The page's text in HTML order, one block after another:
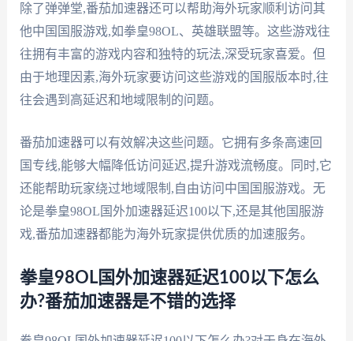
除了弹弹堂,番茄加速器还可以帮助海外玩家顺利访问其
他中国国服游戏,如拳皇98OL、英雄联盟等。这些游戏往
往拥有丰富的游戏内容和独特的玩法,深受玩家喜爱。但
由于地理因素,海外玩家要访问这些游戏的国服版本时,往
往会遇到高延迟和地域限制的问题。
番茄加速器可以有效解决这些问题。它拥有多条高速回
国专线,能够大幅降低访问延迟,提升游戏流畅度。同时,它
还能帮助玩家绕过地域限制,自由访问中国国服游戏。无
论是拳皇98OL国外加速器延迟100以下,还是其他国服游
戏,番茄加速器都能为海外玩家提供优质的加速服务。
拳皇98OL国外加速器延迟100以下怎么
办?番茄加速器是不错的选择